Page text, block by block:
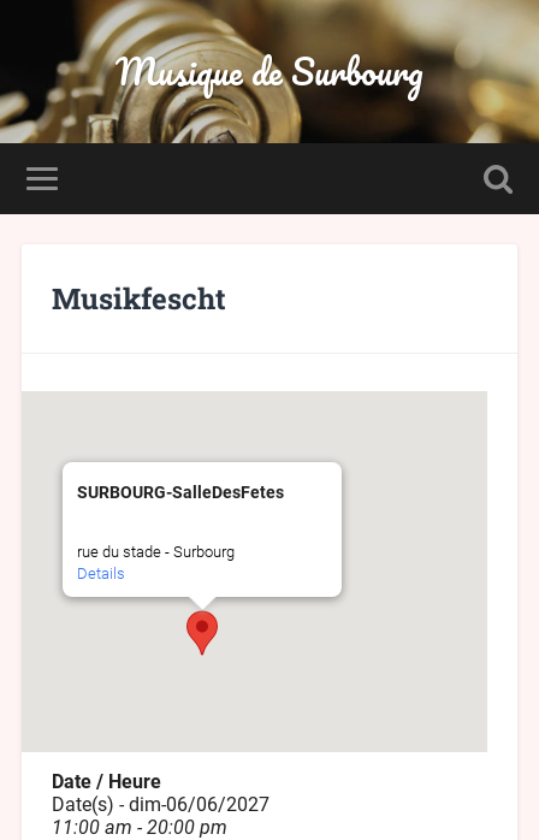
Musique de Surbourg
Musikfescht
SURBOURG-SalleDesFetes
rue du stade - Surbourg
Details
Date / Heure
Date(s) - dim-06/06/2027
11:00 am - 20:00 pm